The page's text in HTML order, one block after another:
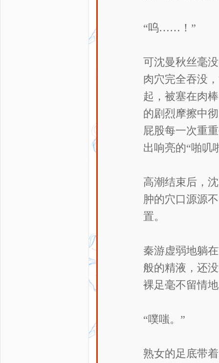
“呜……！”
可沈曼秋丝毫
肉穴完全吞没
起，被塞在肉
的剧烈摩擦中
屁股每一次重
出响亮的“啪叽
高潮结束后，
肿的穴口源源
置。
秦游虚弱地躺
般的精液，还
裸足毫不留情
“噗嗤。”
熟女的足底带